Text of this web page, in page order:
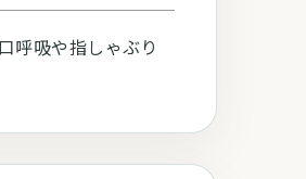
呼吸や指しゃぶり